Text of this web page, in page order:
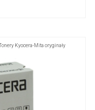
Kyocera-Mita oryginały